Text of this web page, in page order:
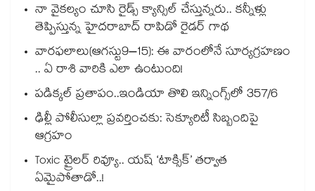
నా వైకల్యం చూసి రైడ్స్ క్యాన్సిల్ చేస్తున్నరు.. కన్నీళ్లు
తెప్పిస్తున్న హైదరాబాద్ రాపిడో రైడర్ గాథ
వారఫలాలు(ఆగస్టు9–15): ఈ వారంలోనే సూర్యగ్రహణం
.. ఏ రాశి వారికి ఎలా ఉంటుంది!
పడిక్కల్‌‌ ప్రతాపం..ఇండియా తొలి ఇన్నింగ్స్‌‌లో 357/6
ఢిల్లీ పోలీసుల్లా ప్రవర్తించకు: సెక్యూరిటీ సిబ్బందిపై
ఆగ్రహం
Toxic ట్రైలర్ రివ్యూ.. యష్ ‘టాక్సిక్’ తర్వాత
ఏమైపోతాడో..!